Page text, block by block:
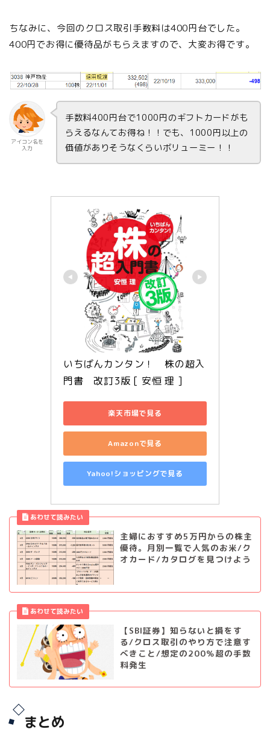
ちなみに、今回のクロス取引手数料は400円台でした。
400円でお得に優待品がもらえますので、大変お得です。
アイコン名を
入力
手数料400円台で1000円のギフトカードがも
らえるなんてお得ね！！でも、1000円以上の
価値がありそうなくらいボリューミー！！
いちばんカンタン！　株の超入
門書　改訂3版 [ 安恒 理 ]
楽天市場で見る
Amazonで見る
Yahoo!ショッピングで見る
主婦におすすめ5万円からの株主
優待。月別一覧で人気のお米/ク
オカード/カタログを見つけよう
【SBI証券】知らないと損をす
る/クロス取引のやり方で注意す
べきこと/想定の200％超の手数
料発生
まとめ